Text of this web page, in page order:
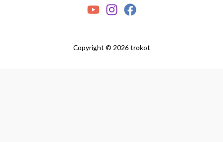
Copyright © 2026 trokot